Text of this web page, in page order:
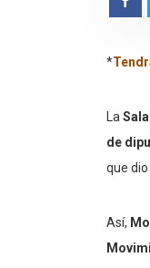
*
La
de
que
Así,